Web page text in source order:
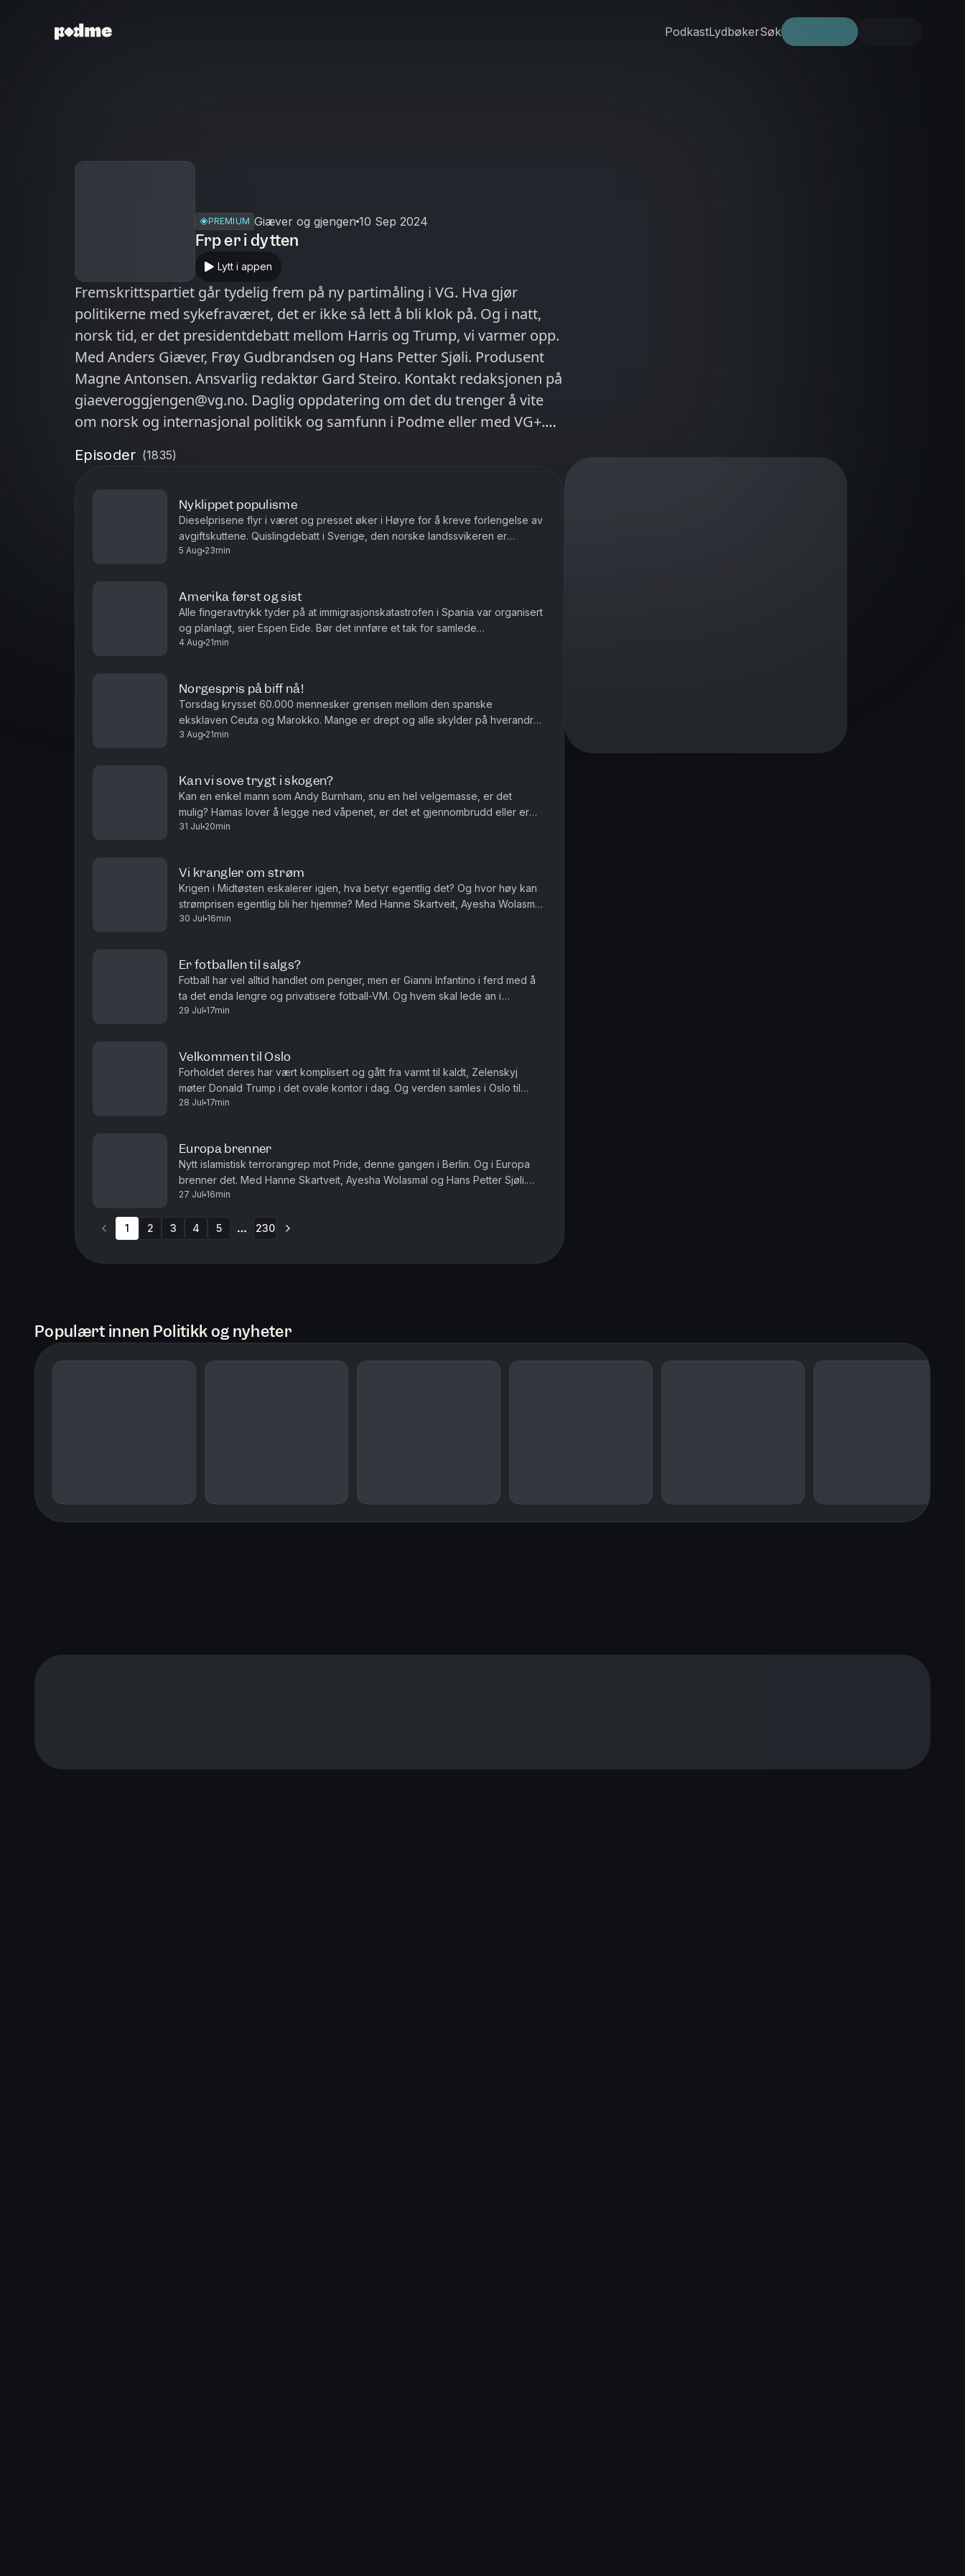
PodkastLydbøkerSøk
PREMIUM Giæver og gjengen 10 Sep 2024
Frp er i dytten
Lytt i appen
Fremskrittspartiet går tydelig frem på ny partimåling i VG. Hva gjør
politikerne med sykefraværet, det er ikke så lett å bli klok på. Og i natt,
norsk tid, er det presidentdebatt mellom Harris og Trump, vi varmer opp.
Med Anders Giæver, Frøy Gudbrandsen og Hans Petter Sjøli. Produsent
Magne Antonsen. Ansvarlig redaktør Gard Steiro. Kontakt redaksjonen på
giaeveroggjengen@vg.no. Daglig oppdatering om det du trenger å vite
om norsk og internasjonal politikk og samfunn i Podme eller med VG+.
Episoder (1835)
Nyklippet populisme
Dieselprisene flyr i været og presset øker i Høyre for å kreve forlengelse av
avgiftskuttene. Quislingdebatt i Sverige, den norske landssvikeren er
aktualisert i landet som holdt seg nøytral under and...
5 Aug 23min
Amerika først og sist
Alle fingeravtrykk tyder på at immigrasjonskatastrofen i Spania var organisert
og planlagt, sier Espen Eide. Bør det innføre et tak for samlede
velferdsytelser er debatten etter et regnestykke til NAV...
4 Aug 21min
Norgespris på biff nå!
Torsdag krysset 60.000 mennesker grensen mellom den spanske
eksklaven Ceuta og Marokko. Mange er drept og alle skylder på hverandre
i sakens anledning, og må det innføres norgespris på biff i dette la...
3 Aug 21min
Kan vi sove trygt i skogen?
Kan en enkel mann som Andy Burnham, snu en hel velgemasse, er det
mulig? Hamas lover å legge ned våpenet, er det et gjennombrudd eller er
det ren ønsketetenkning. Og har menn et spesielt ansvar når de...
31 Jul 20min
Vi krangler om strøm
Krigen i Midtøsten eskalerer igjen, hva betyr egentlig det? Og hvor høy kan
strømprisen egentlig bli her hjemme? Med Hanne Skartveit, Ayesha Wolasmal
og Roar Valderhaug. Produsent Sara Gustavsen. Ansv...
30 Jul 16min
Er fotballen til salgs?
Fotball har vel alltid handlet om penger, men er Gianni Infantino i ferd med å
ta det enda lengre og privatisere fotball-VM. Og hvem skal lede an i
debatten om fordommer mot homofile i muslimske miljø...
29 Jul 17min
Velkommen til Oslo
Forholdet deres har vært komplisert og gått fra varmt til kaldt, Zelenskyj
møter Donald Trump i det ovale kontor i dag. Og verden samles i Oslo til
fotball. Det er ikke fotball VM, men det er Norway C...
28 Jul 17min
Europa brenner
Nytt islamistisk terrorangrep mot Pride, denne gangen i Berlin. Og i Europa
brenner det. Med Hanne Skartveit, Ayesha Wolasmal og Hans Petter Sjøli.
Produsent Sara Gustavsen. Ansvarlig redaktør Gard St...
27 Jul 16min
1 2 3 4 5 230
Populært innen Politikk og nyheter